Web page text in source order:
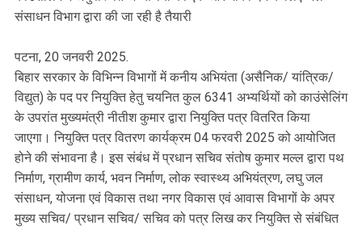
संसाधन विभाग द्वारा की जा रही है तैयारी
पटना, 20 जनवरी 2025.
बिहार सरकार के विभिन्न विभागों में कनीय अभियंता (असैनिक/ यांत्रिक/
विद्युत) के पद पर नियुक्ति हेतु चयनित कुल 6341 अभ्यर्थियों को काउंसेलिंग
के उपरांत मुख्यमंत्री नीतीश कुमार द्वारा नियुक्ति पत्र वितरित किया
जाएगा। नियुक्ति पत्र वितरण कार्यक्रम 04 फरवरी 2025 को आयोजित
होने की संभावना है। इस संबंध में प्रधान सचिव संतोष कुमार मल्ल द्वारा पथ
निर्माण, ग्रामीण कार्य, भवन निर्माण, लोक स्वास्थ्य अभियंत्रण, लघु जल
संसाधन, योजना एवं विकास तथा नगर विकास एवं आवास विभागों के अपर
मुख्य सचिव/ प्रधान सचिव/ सचिव को पत्र लिख कर नियुक्ति से संबंधित